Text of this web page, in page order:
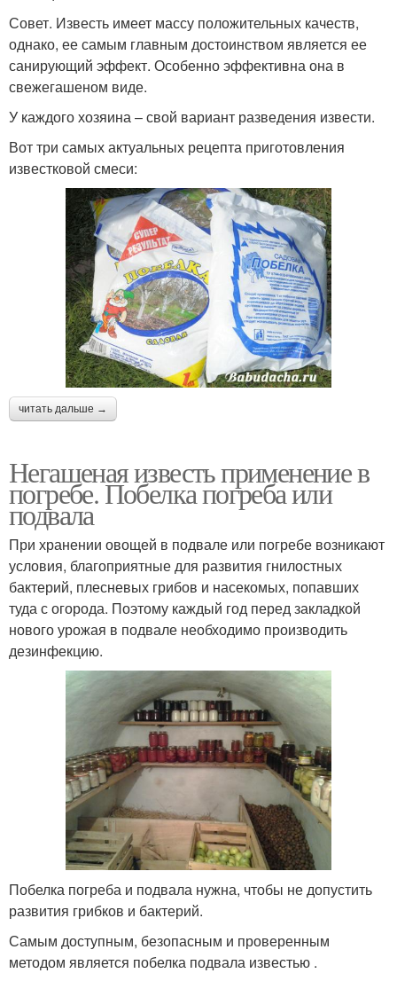
Совет. Известь имеет массу положительных качеств,
однако, ее самым главным достоинством является ее
санирующий эффект. Особенно эффективна она в
свежегашеном виде.
У каждого хозяина – свой вариант разведения извести.
Вот три самых актуальных рецепта приготовления
известковой смеси:
читать дальше →
Негашеная известь применение в
погребе. Побелка погреба или
подвала
При хранении овощей в подвале или погребе возникают
условия, благоприятные для развития гнилостных
бактерий, плесневых грибов и насекомых, попавших
туда с огорода. Поэтому каждый год перед закладкой
нового урожая в подвале необходимо производить
дезинфекцию.
Побелка погреба и подвала нужна, чтобы не допустить
развития грибков и бактерий.
Самым доступным, безопасным и проверенным
методом является побелка подвала известью .